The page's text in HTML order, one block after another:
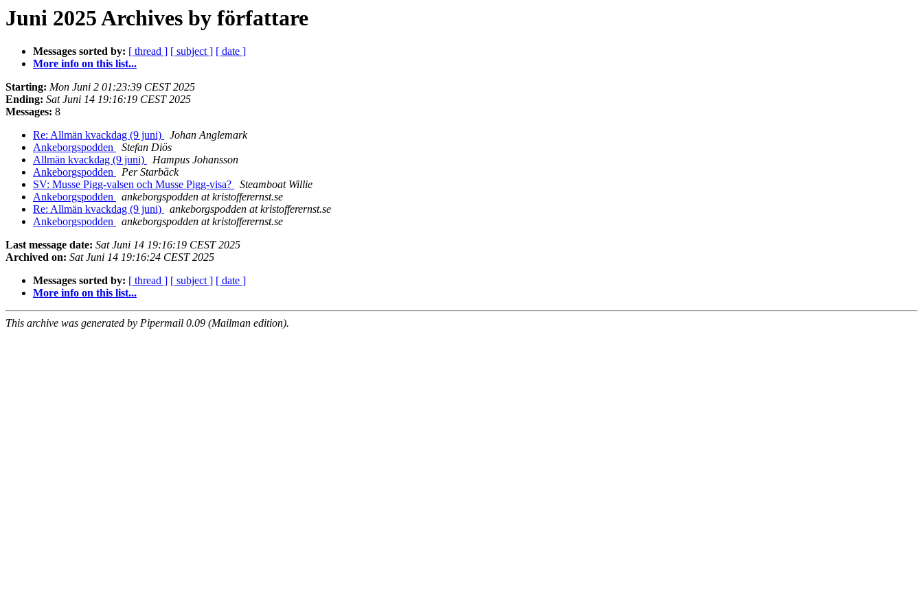
Juni 2025 Archives by författare
Messages sorted by: [ thread ] [ subject ] [ date ]
More info on this list...
Starting: Mon Juni 2 01:23:39 CEST 2025
Ending: Sat Juni 14 19:16:19 CEST 2025
Messages: 8
Re: Allmän kvackdag (9 juni)
Johan Anglemark
Ankeborgspodden
Stefan Diös
Allmän kvackdag (9 juni)
Hampus Johansson
Ankeborgspodden
Per Starbäck
SV: Musse Pigg-valsen och Musse Pigg-visa?
Steamboat Willie
Ankeborgspodden
ankeborgspodden at kristofferernst.se
Re: Allmän kvackdag (9 juni)
ankeborgspodden at kristofferernst.se
Ankeborgspodden
ankeborgspodden at kristofferernst.se
Last message date: Sat Juni 14 19:16:19 CEST 2025
Archived on: Sat Juni 14 19:16:24 CEST 2025
Messages sorted by: [ thread ] [ subject ] [ date ]
More info on this list...
This archive was generated by Pipermail 0.09 (Mailman edition).